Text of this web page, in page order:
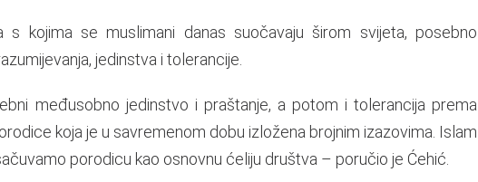
kojima se muslimani danas suočavaju širom svijeta, posebno
jedinstva i tolerancije.
međusobno jedinstvo i praštanje, a potom i tolerancija prema
koja je u savremenom dobu izložena brojnim izazovima. Islam
porodicu kao osnovnu ćeliju društva – poručio je Ćehić.